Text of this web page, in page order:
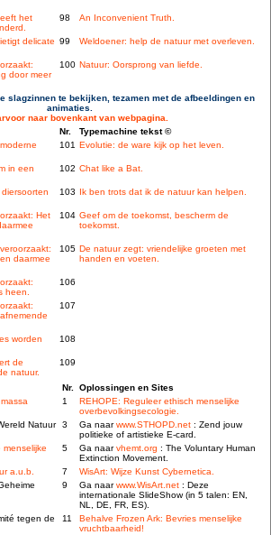
het
98 An Inconvenient Truth.
delicate 99 Weldoener: help de natuur met overleven.
door meer
100 Natuur: Oorsprong van liefde.
slagzinnen te bekijken, tezamen met de afbeeldingen en
animaties.
naar bovenkant van webpagina.
Nr.
Typemachine tekst ©
101 Evolutie: de ware kijk op het leven.
in een
102 Chat like a Bat.
103 Ik ben trots dat ik de natuur kan helpen.
Het
104 Geef om de toekomst, bescherm de
toekomst.
daarmee
105 De natuur zegt: vriendelijke groeten met
handen en voeten.
heen.
106
107
worden
108
de
natuur.
109
Nr. Oplossingen en Sites
1
REHOPE: Reguleer ethisch menselijke
overbevolkingsecologie.
Natuur
3 Ga naarwww.STHOPD.net : Zend jouw
politieke of artistieke E-card.
menselijke
5 Ga naarvhemt.org : The Voluntary Human
Extinction Movement.
a.u.b.
7
WisArt: Wijze Kunst Cybernetica.
9 Ga naarwww.WisArt.net : Deze
internationale SlideShow (in 5 talen: EN,
NL, DE, FR, ES).
tegen de
11
Behalve Frozen Ark: Bevries menselijke
vruchtbaarheid!